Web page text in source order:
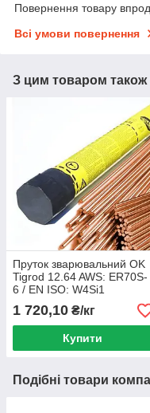
Повернення товару
Всі умови повернення
З цим товаром
Пруток зварювальний OK
Tigrod 12.64 AWS: ER70S-
6 / EN ISO: W4Si1
1 720,10 ₴/кг
Купити
Подібні товари